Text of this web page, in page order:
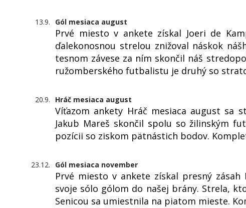
13.9. Gól mesiaca august
Prvé miesto v ankete získal Joeri de
ďalekonosnou strelou znižoval náskok
tesnom závese za ním skončil náš
ružomberského futbalistu je druhý so
20.9. Hráč mesiaca august
Víťazom ankety Hráč mesiaca august sa
Jakub Mareš skončil spolu so žilinským
pozícii so ziskom pätnástich bodov.
23.12. Gól mesiaca november
Prvé miesto v ankete získal presný
svoje sólo gólom do našej brány. Strela,
Senicou sa umiestnila na piatom mieste.